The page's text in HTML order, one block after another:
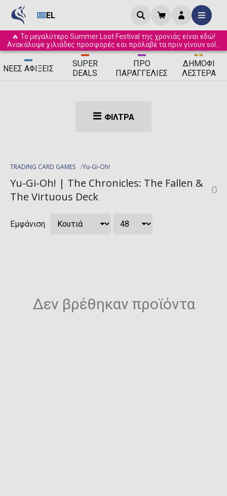
EL
🔥 Το μεγαλύτερο Summer Loot Festival της χρονιάς είναι εδώ!
Ανακάλυψε χιλιάδες προσφορές και πρόλαβέ τα πριν γίνουν sold
out! ☀️
ΝΈΕΣ ΑΦΊΞΕΙΣ
SUPER
DEALS
ΠΡΟ
ΠΑΡΑΓΓΕΛΊΕΣ
ΔΗΜΟΦΙ
ΛΈΣΤΕΡΑ
ΦΊΛΤΡΑ
TRADING CARD GAMES Yu-Gi-Oh!
Yu-Gi-Oh! | The Chronicles: The Fallen &
The Virtuous Deck
0
Εμφάνιση
Δεν βρέθηκαν προϊόντα